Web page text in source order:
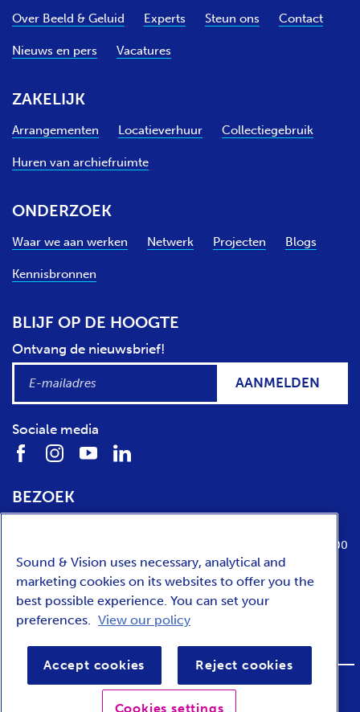
Over Beeld & Geluid Experts Steun ons Contact
Nieuws en pers Vacatures
ZAKELIJK
Arrangementen Locatieverhuur Collectiegebruik
Huren van archiefruimte
ONDERZOEK
Waar we aan werken Netwerk Projecten Blogs
Kennisbronnen
BLIJF OP DE HOOGTE
Ontvang de nieuwsbrief!
AANMELDEN
Sociale media
BEZOEK
1217 WE Hilversum
dinsdag t/m zondag van 10:00 tot 17:00
ENGLISH
FOOTER
Privacy Toegankelijkheid Voorwaarden
Sound & Vision uses necessary, analytical and
marketing cookies on its websites to offer you the
best possible experience. You can set your
preferences. View our policy
Accept cookies Reject cookies
Cookies settings